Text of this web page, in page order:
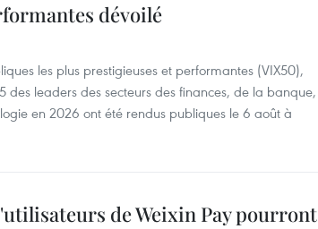
dévoilé
les plus prestigieuses et performantes (VIX50),
des leaders des secteurs des finances, de la banque,
en 2026 ont été rendus publiques le 6 août à
de Weixin Pay pourront